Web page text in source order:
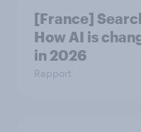
[France]
How AI is
in ​2026
Rapport